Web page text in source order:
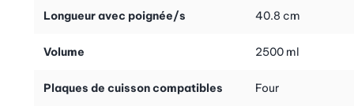
Longueur avec poignée/s 40.8 cm
Volume 2500 ml
Plaques de cuisson compatibles Four